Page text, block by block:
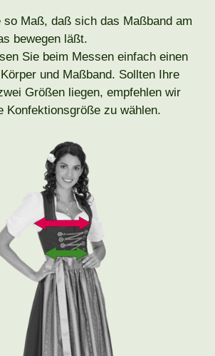
so Maß, daß sich das Maßband am
bewegen läßt.
Sie beim Messen einfach einen
und Maßband. Sollten Ihre
Größen liegen, empfehlen wir
Konfektionsgröße zu wählen.